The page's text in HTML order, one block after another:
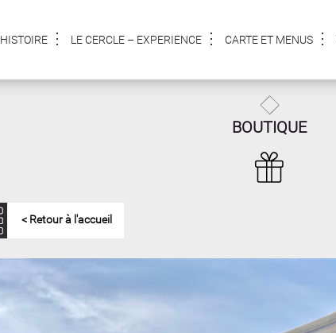
HISTOIRE LE CERCLE – EXPERIENCE CARTE ET MENUS
BOUTIQUE
< Retour à l'accueil